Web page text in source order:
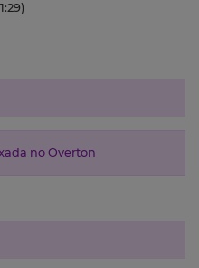
no Overton